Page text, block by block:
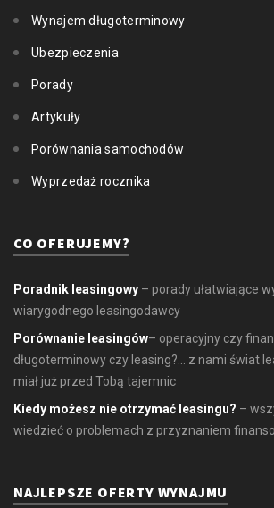
Wynajem długoterminowy
Ubezpieczenia
Porady
Artykuły
Porównania samochodów
Wyprzedaż rocznika
CO OFERUJEMY?
Poradnik leasingowy – porady ułatwiające
wiarygodnego leasingodawcy
Porównanie leasingów– operacyjny czy
długoterminowy czy leasing?... z nami świat
miał już przed Tobą tajemnic
Kiedy możesz nie otrzymać leasingu? –
wiedzieć o problemach z przyznaniem
NAJLEPSZE OFERTY WYNAJMU